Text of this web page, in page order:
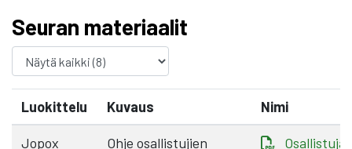
Seuran materiaalit
Luokittelu Kuvaus Nimi
Jopox
Ohje osallistujien